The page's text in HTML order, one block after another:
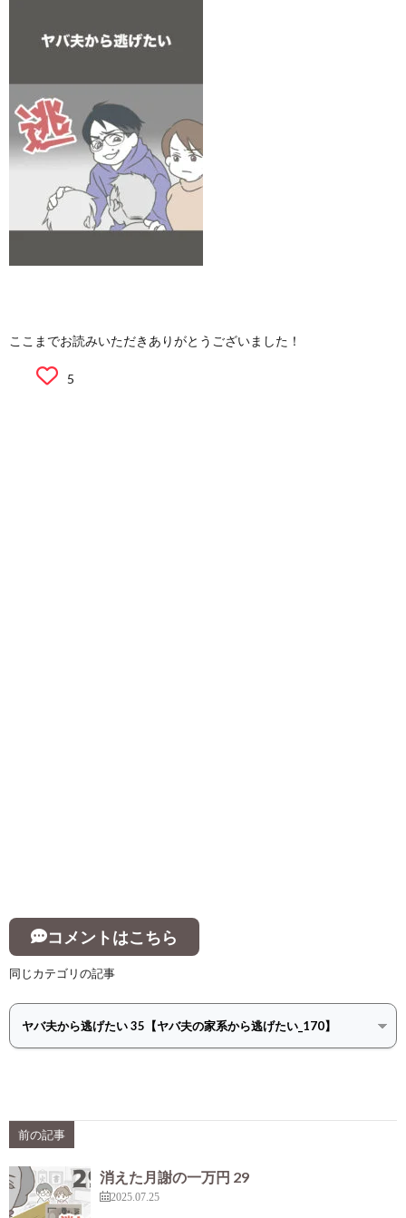
ここまでお読みいただきありがとうございました！
5
コメントはこちら
同じカテゴリの記事
前の記事
消えた月謝の一万円 29
2025.07.25